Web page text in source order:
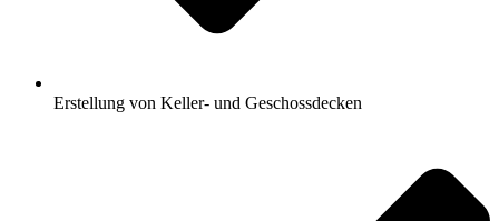
Erstellung von Keller- und Geschossdecken